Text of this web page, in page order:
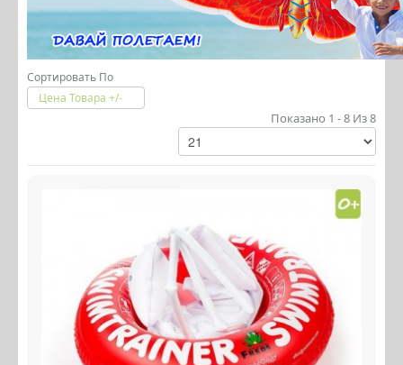
Сортировать По
Цена Товара +/-
Показано 1 - 8 Из 8